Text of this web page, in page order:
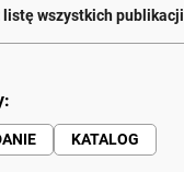
listę wszystkich publikacji
KATALOG